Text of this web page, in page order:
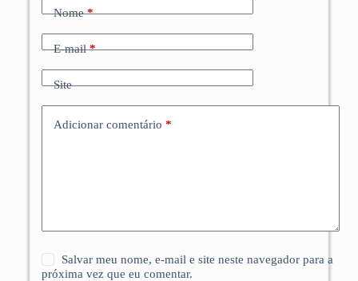
Nome*
E-mail*
Site
Adicionar comentário *
Salvar meu nome, e-mail e site neste navegador para a
próxima vez que eu comentar.